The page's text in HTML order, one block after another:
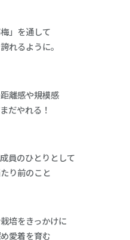
」を通して
れるように。
離感や規模感
だやれる！
員のひとりとして
り前のこと
培をきっかけに
愛着を育む